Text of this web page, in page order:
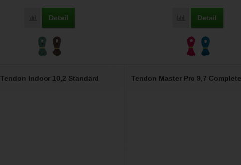
Přidat 'Tendon Master 9,4 Standard' k porovnání
Detail Přidat 'Tendon
Detail
Tendon Indoor 10,2 Standard Tendon Master Pro 9,7